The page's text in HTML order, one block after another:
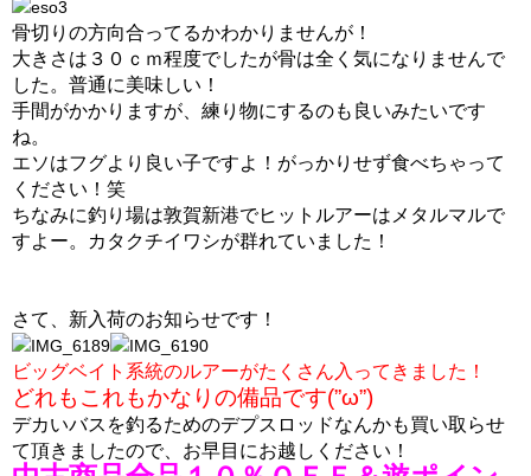
骨切りの方向合ってるかわかりませんが！
大きさは３０ｃｍ程度でしたが骨は全く気になりませんで
した。普通に美味しい！
手間がかかりますが、練り物にするのも良いみたいです
ね。
エソはフグより良い子ですよ！がっかりせず食べちゃって
ください！笑
ちなみに釣り場は敦賀新港でヒットルアーはメタルマルで
すよー。カタクチイワシが群れていました！
さて、新入荷のお知らせです！
ビッグベイト系統のルアーがたくさん入ってきました！
どれもこれもかなりの備品です(”ω”)
デカいバスを釣るためのデプスロッドなんかも買い取らせ
て頂きましたので、お早目にお越しください！